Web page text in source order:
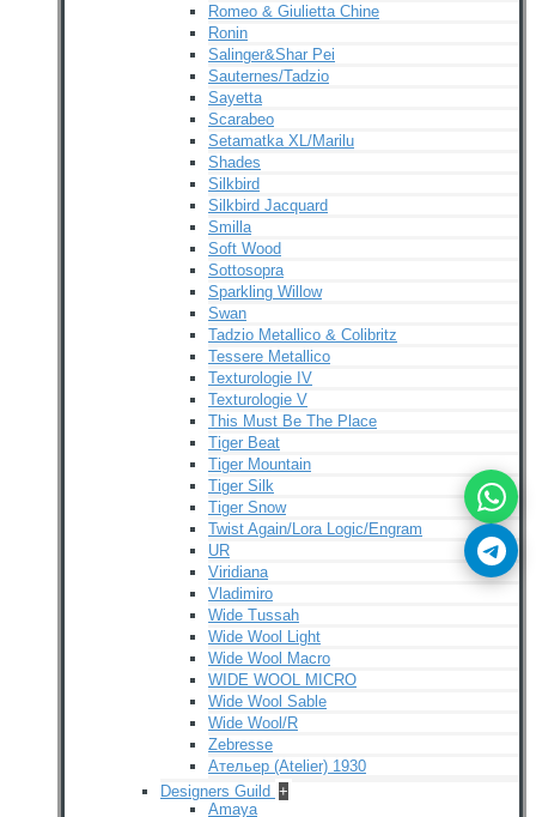
Romeo & Giulietta Chine
Ronin
Salinger&Shar Pei
Sauternes/Tadzio
Sayetta
Scarabeo
Setamatka XL/Marilu
Shades
Silkbird
Silkbird Jacquard
Smilla
Soft Wood
Sottosopra
Sparkling Willow
Swan
Tadzio Metallico & Colibritz
Tessere Metallico
Texturologie IV
Texturologie V
This Must Be The Place
Tiger Beat
Tiger Mountain
Tiger Silk
Tiger Snow
Twist Again/Lora Logic/Engram
UR
Viridiana
Vladimiro
Wide Tussah
Wide Wool Light
Wide Wool Macro
WIDE WOOL MICRO
Wide Wool Sable
Wide Wool/R
Zebresse
Ательер (Atelier) 1930
Designers Guild +
Amaya